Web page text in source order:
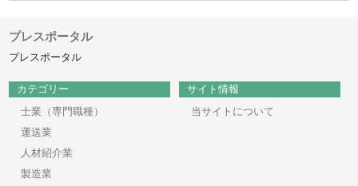
プレスポータル
プレスポータル
カテゴリー
士業（専門職種）
運送業
人材紹介業
製造業
サイト情報
当サイトについて